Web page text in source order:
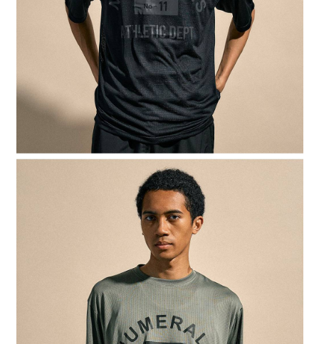
【注意事項】
１．透過由恩沛科技股份有限公司提供之「AFTEE先享後付」服務完成之交
易，需依本服務之必要範圍內提供個人資料，並將交易相關給付款項請求債
權轉讓予恩沛科技股份有限公司。
２．關於個人資料處理事宜，請瀏覽以下網址：https://aftee.tw/terms/#terms3
３．未成年的使用者請事先徵得法定代理人或監護人之同意方可使用
「AFTEE先享後付」，若未經同意申辦者引起之損失，本公司不負相關責
任。
４．使用「AFTEE先享後付」時，將依據個別帳號之用戶狀況，依本公司即
時審查核予不同之上限額度；若仍有額度不足之情形，本公司將視審查結果
請求用戶進行身份認證。
５．嚴禁一人註冊多個帳號或使用他人資訊註冊。若發現惡意使用之情形，
恩沛科技股份有限公司將有權停止該用戶之使用額度並採取法律行動。